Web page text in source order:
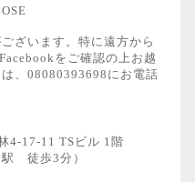
ざいます。特に遠方から
をご確認の上お越
、08080393698にお電話
4-17-11 TSビル 1階
駅 徒歩3分）